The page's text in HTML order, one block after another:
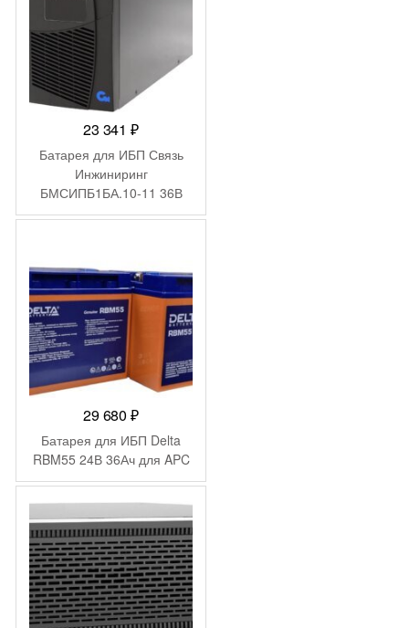
23 341₽
Батарея для ИБП Связь
Инжиниринг
БМСИПБ1БА.10-11 36В
9Ач для СИПБ1БА.10-11
29 680₽
Батарея для ИБП Delta
RBM55 24В 36Ач для APC